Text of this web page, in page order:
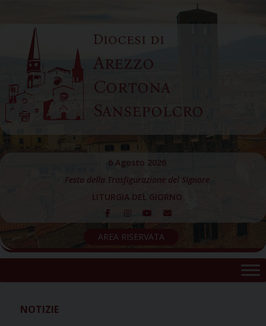
content
Diocesi di
Arezzo
Cortona
Sansepolcro
6 Agosto 2026
Festa della Trasfigurazione del Signore
LITURGIA DEL GIORNO
AREA RISERVATA
NOTIZIE